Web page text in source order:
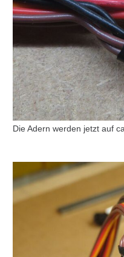
Die Adern werden jetzt auf